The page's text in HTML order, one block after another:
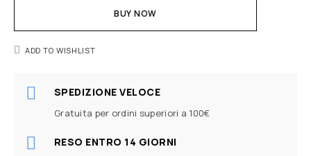
BUY NOW
ADD TO WISHLIST
SPEDIZIONE VELOCE
Gratuita per ordini superiori a 100€
RESO ENTRO 14 GIORNI